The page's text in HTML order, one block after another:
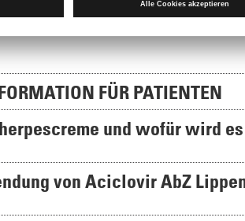
FÜR PATIENTEN
und wofür wird es
von Aciclovir AbZ